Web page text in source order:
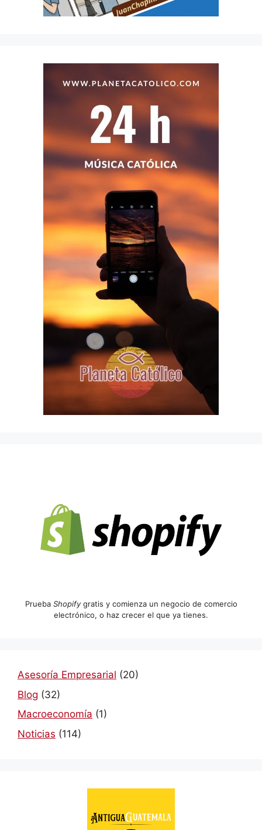
Prueba Shopifygratis y comienza un negocio de comercio
electrónico, o haz crecer el que ya tienes.
Asesoría Empresarial (20)
Blog (32)
Macroeconomía (1)
Noticias (114)